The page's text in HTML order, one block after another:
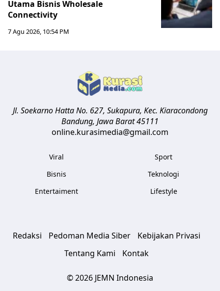
Utama Bisnis Wholesale
Connectivity
7 Agu 2026, 10:54 PM
Jl. Soekarno Hatta No. 627, Sukapura, Kec. Kiaracondong
Bandung, Jawa Barat45111
online.kurasimedia@gmail.com
Viral
Bisnis
Entertaiment
Sport
Teknologi
Lifestyle
Redaksi Pedoman Media Siber
Kebijakan Privasi
Tentang Kami
Kontak
© 2026 JEMN Indonesia